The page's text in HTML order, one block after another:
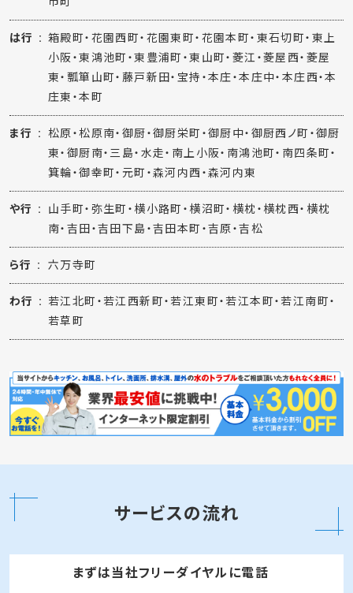
は行
箱殿町・花園西町・花園東町・花園本町・東石切町・東上
小阪・東鴻池町・東豊浦町・東山町・菱江・菱屋西・菱屋
東・瓢箪山町・藤戸新田・宝持・本庄・本庄中・本庄西・本
庄東・本町
ま行
松原・松原南・御厨・御厨栄町・御厨中・御厨西ノ町・御厨
東・御厨南・三島・水走・南上小阪・南鴻池町・南四条町・
箕輪・御幸町・元町・森河内西・森河内東
や行
山手町・弥生町・横小路町・横沼町・横枕・横枕西・横枕
南・吉田・吉田下島・吉田本町・吉原・吉松
ら行 六万寺町
わ行
若江北町・若江西新町・若江東町・若江本町・若江南町・
若草町